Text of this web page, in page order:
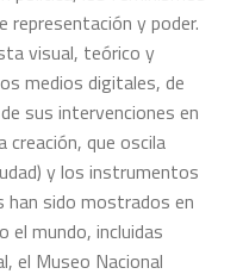
representación y poder.
visual, teórico y
medios digitales, de
sus intervenciones en
creación, que oscila
y los instrumentos
han sido mostrados en
el mundo, incluidas
el Museo Nacional